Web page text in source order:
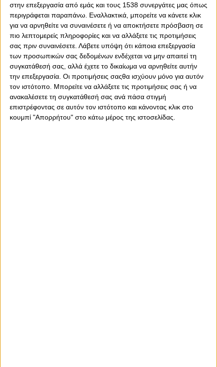
στην επεξεργασία από εμάς και τους 1538 συνεργάτες μας όπως
περιγράφεται παραπάνω. Εναλλακτικά, μπορείτε να κάνετε κλικ
για να αρνηθείτε να συναινέσετε ή να αποκτήσετε πρόσβαση σε
πιο λεπτομερείς πληροφορίες και να αλλάξετε τις προτιμήσεις
σας πριν συναινέσετε. Λάβετε υπόψη ότι κάποια επεξεργασία
των προσωπικών σας δεδομένων ενδέχεται να μην απαιτεί τη
συγκατάθεσή σας, αλλά έχετε το δικαίωμα να αρνηθείτε αυτήν
την επεξεργασία. Οι προτιμήσεις σαςθα ισχύουν μόνο για αυτόν
τον ιστότοπο. Μπορείτε να αλλάξετε τις προτιμήσεις σας ή να
ανακαλέσετε τη συγκατάθεσή σας ανά πάσα στιγμή
επιστρέφοντας σε αυτόν τον ιστότοπο και κάνοντας κλικ στο
κουμπί "Απορρήτου" στο κάτω μέρος της ιστοσελίδας.
Ο Ζοάο Καρβάλιο σκόραρε για το 3-0 επί του Άρη, σε
αγώνα για την 3ηαγωνιστική των play off και έγινε ο
16ο ς σκόρερ για τον Ολυμπιακό, τη σεζόν 2023-24, σε
όλες τις διοργανώσεις, σε Ελλάδα και Ευρώπη.
Αναφορικά με τους σκόρερ των «ερυθρόλευκων», ο
Αγιούμπ Ελ Κααμπί είναι μια κατηγορία… μόνος του, αφού
έχει σημειώσει 26 τέρματα, ενώ τα μισά ακριβώς τα έχει
σημειώσει ο Ντανιέλ Ποντένσε, που έχει φτάσει τα 13.
Και οι δύο παραπάνω σκόραραν στον αγώνα με τους
«κίτρινους» της Θεσσαλονίκης. Στα 10 γκολ έχει
σταματήσει ο Κώστας Φορτούνης, ενώ εννέα έχει ο